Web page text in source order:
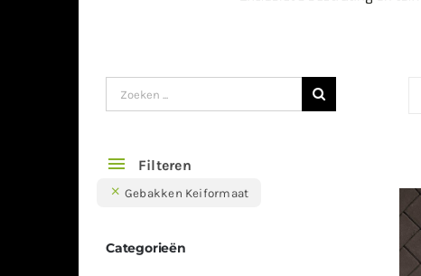
Zoeken
naar:
Filteren
Gebakken Keiformaat
Categorieën